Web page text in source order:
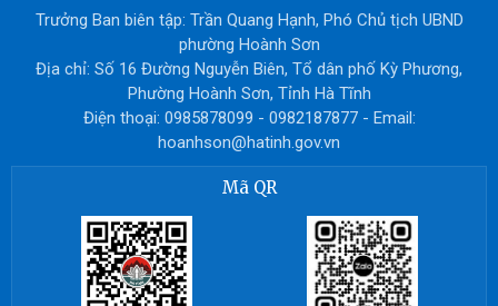
Trưởng Ban biên tập: Trần Quang Hạnh, Phó Chủ tịch UBND
phường Hoành Sơn
Địa chỉ: Số 16 Đường Nguyễn Biên, Tổ dân phố Kỳ Phương,
Phường Hoành Sơn, Tỉnh Hà Tĩnh
Điện thoại: 0985878099 - 0982187877 - Email:
hoanhson@hatinh.gov.vn
Mã QR